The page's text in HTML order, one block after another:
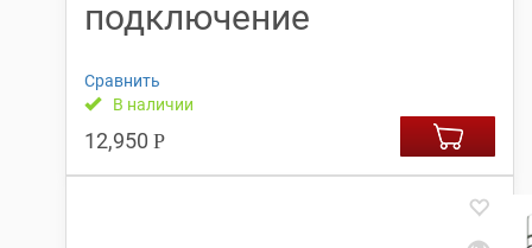
подключение
Сравнить
В наличии
12,950 Р